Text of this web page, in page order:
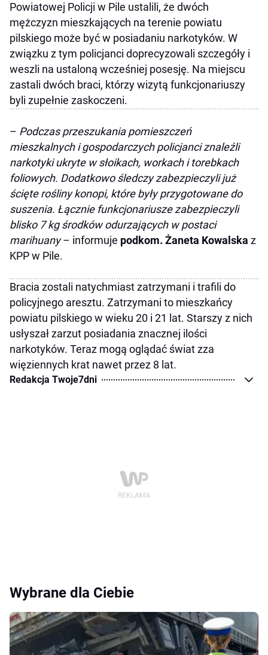
Powiatowej Policji w Pile ustalili, że dwóch
mężczyzn mieszkających na terenie powiatu
pilskiego może być w posiadaniu narkotyków. W
związku z tym policjanci doprecyzowali szczegóły i
weszli na ustaloną wcześniej posesję. Na miejscu
zastali dwóch braci, którzy wizytą funkcjonariuszy
byli zupełnie zaskoczeni.
– Podczas przeszukania pomieszczeń
mieszkalnych i gospodarczych policjanci znaleźli
narkotyki ukryte w słoikach, workach i torebkach
foliowych. Dodatkowo śledczy zabezpieczyli już
ścięte rośliny konopi, które były przygotowane do
suszenia. Łącznie funkcjonariusze zabezpieczyli
blisko 7 kg środków odurzających w postaci
marihuany– informuje podkom. Żaneta Kowalska z
KPP w Pile.
Bracia zostali natychmiast zatrzymani i trafili do
policyjnego aresztu. Zatrzymani to mieszkańcy
powiatu pilskiego w wieku 20 i 21 lat. Starszy z nich
usłyszał zarzut posiadania znacznej ilości
narkotyków. Teraz mogą oglądać świat zza
więziennych krat nawet przez 8 lat.
Redakcja Twoje7dni
Wybrane dla Ciebie